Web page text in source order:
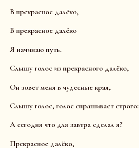
В прекрасное далëко,
В прекрасное далëко
Я начинаю путь.
Слышу голос из прекрасного далëко,
Он зовет меня в чудесные края,
Слышу голос, голос спрашивает строго:
А сегодня что для завтра сделал я?
Прекрасное далëко,